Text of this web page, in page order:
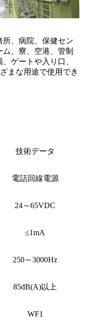
、病院、保健セン
、寮、空港、管制
ゲートや入り口、
まな用途で使用でき
技術データ
電話回線電源
24～65VDC
≤1mA
250～3000Hz
85dB(A)以上
WF1